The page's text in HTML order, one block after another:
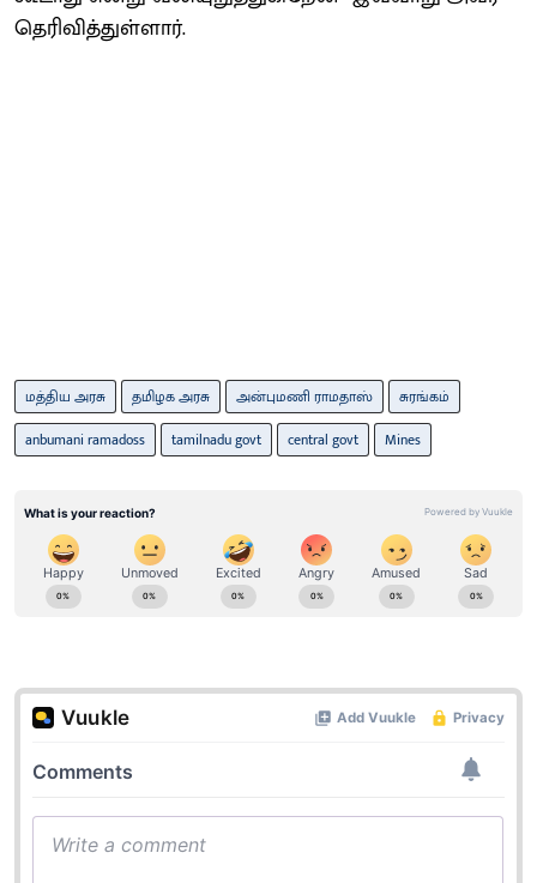
தெரிவித்துள்ளார்.
மத்திய அரசு தமிழக அரசு அன்புமணி ராமதாஸ்
சுரங்கம்
anbumani ramadoss
tamilnadu govt central govt Mines